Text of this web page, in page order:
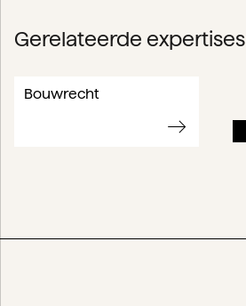
Gerelateerde expertises
Bouwrecht